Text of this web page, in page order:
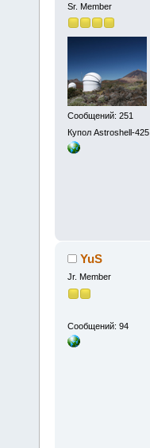
Sr. Member
Сообщений: 251
Купол Astroshell-425
YuS
Jr. Member
Сообщений: 94